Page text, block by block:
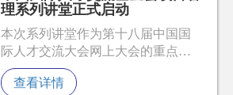
理系列讲堂正式启动
本次系列讲堂作为第十八届中国国
际人才交流大会网上大会的重点板
块之一，将聚焦项目管理理论前沿
和项目管理实践，采用视频课程的
查看详情